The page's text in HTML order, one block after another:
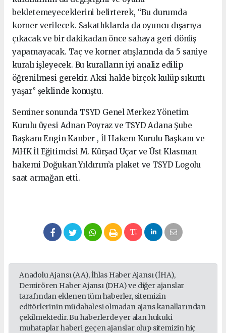
bekletemeyeceklerini belirterek, “Bu durumda
korner verilecek. Sakatlıklarda da oyuncu dışarıya
çıkacak ve bir dakikadan önce sahaya geri dönüş
yapamayacak. Taç ve korner atışlarında da 5 saniye
kuralı işleyecek. Bu kuralların iyi analiz edilip
öğrenilmesi gerekir. Aksi halde birçok kulüp sıkıntı
yaşar” şeklinde konuştu.
Seminer sonunda TSYD Genel Merkez Yönetim
Kurulu üyesi Adnan Poyraz ve TSYD Adana Şube
Başkanı Engin Kanber , İl Hakem Kurulu Başkanı ve
MHK İl Eğitimcisi M. Kürşad Uçar ve Üst Klasman
hakemi Doğukan Yıldırım’a plaket ve TSYD Logolu
saat armağan etti.
Anadolu Ajansı (AA), İhlas Haber Ajansı (İHA),
Demirören Haber Ajansı (DHA) ve diğer ajanslar
tarafından eklenen tüm haberler, sitemizin
editörlerinin müdahalesi olmadan ajans kanallarından
çekilmektedir. Bu haberlerde yer alan hukuki
muhataplar haberi geçen ajanslar olup sitemizin hiç